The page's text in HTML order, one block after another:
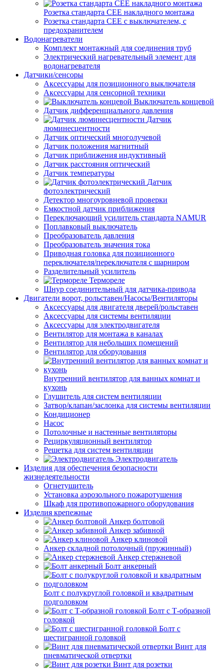
Розетка стандарта СЕЕ накладного монтажа
Розетка стандарта СЕЕ с выключателем, с
предохранителем
Водонагреватели
Комплект монтажный для соединения труб
Электрический нагревательный элемент для
водонагревателя
Датчики/сенсоры
Аксессуары для позиционного выключателя
Аксессуары для сенсорной техники
Выключатель концевой
Датчик дифференциального давления
Датчик
люминесцентности
Датчик оптический многолучевой
Датчик положения магнитный
Датчик приближения индуктивный
Датчик расстояния оптический
Датчик температуры
Датчик
фотоэлектрический
Детектор многоуровневой проверки
Емкостной датчик приближения
Переключающий усилитель стандарта NAMUR
Поплавковый выключатель
Преобразователь давления
Преобразователь значения тока
Приводная головка для позиционного
переключателя/переключателя с шарниром
Разделительный усилитель
Термореле
Шнур соединительный для датчика-привода
Двигатели ворот, рольставен/Насосы/Вентиляторы
Аксессуары для двигателя дверей/рольставен
Аксессуары для системы вентиляции
Аксессуары для электродвигателя
Вентилятор для монтажа в каналах
Вентилятор для небольших помещений
Вентилятор для оборудования
Внутренний вентилятор для ванных комнат и
кухонь
Глушитель для систем вентиляции
Затвор/клапан/заслонка для системы вентиляции
Кондиционер
Насос
Потолочные и настенные вентиляторы
Рециркуляционный вентилятор
Решетка для систем вентиляции
Электродвигатель
Изделия для обеспечения безопасности
жизнедеятельности
Огнетушитель
Установка аэрозольного пожаротушения
Шкаф для противопожарного оборудования
Изделия крепежные
Анкер болтовой
Анкер забивной
Анкер клиновой
Анкер складной потолочный (пружинный)
Анкер стержневой
Болт анкерный
Болт с полукруглой головкой и квадратным
подголовком
Болт с Т-образной
головкой
Болт с
шестигранной головкой
Винт для
пневматической отвертки
Винт для розетки